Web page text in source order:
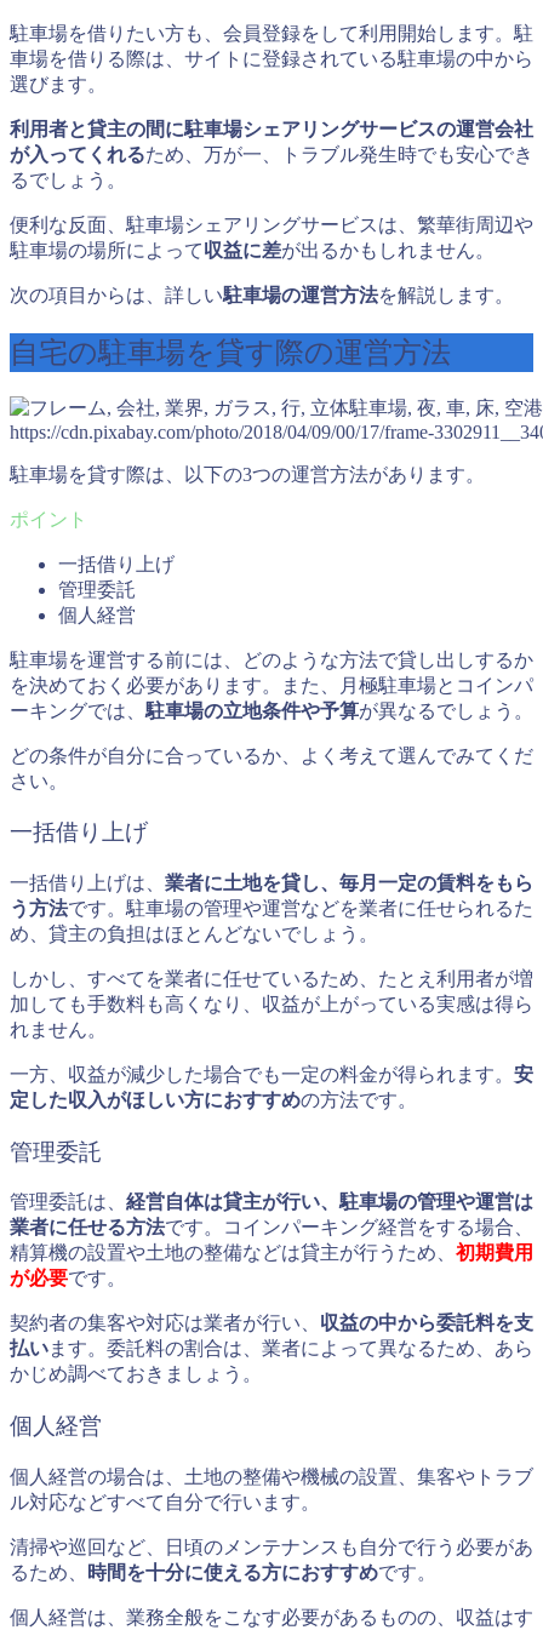
駐車場を借りたい方も、会員登録をして利用開始します。駐
車場を借りる際は、サイトに登録されている駐車場の中から
選びます。
利用者と貸主の間に駐車場シェアリングサービスの運営会社
が入ってくれるため、万が一、トラブル発生時でも安心でき
るでしょう。
便利な反面、駐車場シェアリングサービスは、繁華街周辺や
駐車場の場所によって収益に差が出るかもしれません。
次の項目からは、詳しい駐車場の運営方法を解説します。
自宅の駐車場を貸す際の運営方法
https://cdn.pixabay.com/photo/2018/04/09/00/17/frame-
駐車場を貸す際は、以下の3つの運営方法があります。
一括借り上げ
管理委託
個人経営
駐車場を運営する前には、どのような方法で貸し出しするか
を決めておく必要があります。また、月極駐車場とコインパ
ーキングでは、 駐車場の立地条件や予算が異なるでしょう。
どの条件が自分に合っているか、よく考えて選んでみてくだ
さい。
一括借り上げ
一括借り上げは、 業者に土地を貸し、毎月一定の賃料をもら
う方法です。駐車場の管理や運営などを業者に任せられるた
め、貸主の負担はほとんどないでしょう。
しかし、すべてを業者に任せているため、たとえ利用者が増
加しても手数料も高くなり、収益が上がっている実感は得ら
れません。
一方、収益が減少した場合でも一定の料金が得られます。 安
定した収入がほしい方におすすめの方法です。
管理委託
管理委託は、 経営自体は貸主が行い、駐車場の管理や運営は
業者に任せる方法です。コインパーキング経営をする場合、
精算機の設置や土地の整備などは貸主が行うため、 初期費用
が必要です。
契約者の集客や対応は業者が行い、 収益の中から委託料を支
払います。委託料の割合は、業者によって異なるため、あら
かじめ調べておきましょう。
個人経営
個人経営の場合は、土地の整備や機械の設置、集客やトラブ
ル対応などすべて自分で行います。
清掃や巡回など、日頃のメンテナンスも自分で行う必要があ
るため、
時間を十分に使える方におすすめです。
個人経営は、業務全般をこなす必要があるものの、収益はす